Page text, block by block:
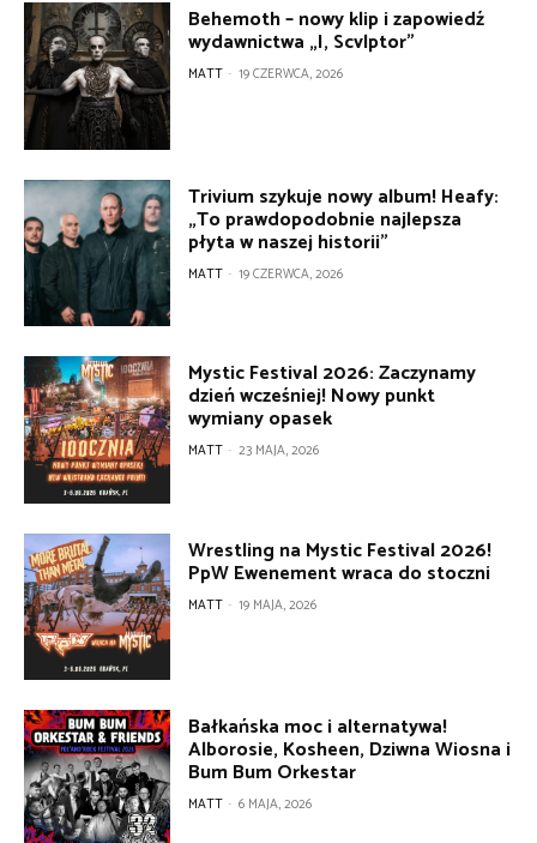
Behemoth – nowy klip i zapowiedź
wydawnictwa „I, Scvlptor”
MATT - 19 CZERWCA, 2026
Trivium szykuje nowy album! Heafy:
„To prawdopodobnie najlepsza
płyta w naszej historii”
MATT - 19 CZERWCA, 2026
Mystic Festival 2026: Zaczynamy
dzień wcześniej! Nowy punkt
wymiany opasek
MATT - 23 MAJA, 2026
Wrestling na Mystic Festival 2026!
PpW Ewenement wraca do stoczni
MATT - 19 MAJA, 2026
Bałkańska moc i alternatywa!
Alborosie, Kosheen, Dziwna Wiosna i
Bum Bum Orkestar
MATT - 6 MAJA, 2026